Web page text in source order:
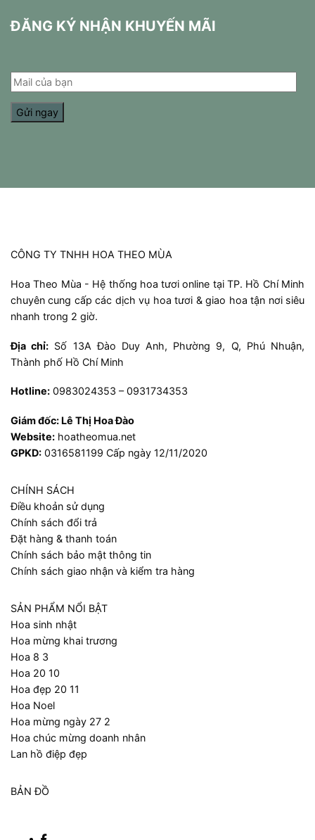
ĐĂNG KÝ NHẬN KHUYẾN MÃI
CÔNG TY TNHH HOA THEO MÙA
Hoa Theo Mùa - Hệ thống hoa tươi online tại TP. Hồ Chí Minh
chuyên cung cấp các dịch vụ hoa tươi & giao hoa tận nơi siêu
nhanh trong 2 giờ.
Địa chỉ: Số 13A Đào Duy Anh, Phường 9, Q, Phú Nhuận,
Thành phố Hồ Chí Minh
Hotline: 0983024353 – 0931734353
Giám đốc: Lê Thị Hoa Đào
Website: hoatheomua.net
GPKD: 0316581199 Cấp ngày 12/11/2020
CHÍNH SÁCH
Điều khoản sử dụng
Chính sách đổi trả
Đặt hàng & thanh toán
Chính sách bảo mật thông tin
Chính sách giao nhận và kiểm tra hàng
SẢN PHẨM NỔI BẬT
Hoa sinh nhật
Hoa mừng khai trương
Hoa 8 3
Hoa 20 10
Hoa đẹp 20 11
Hoa Noel
Hoa mừng ngày 27 2
Hoa chúc mừng doanh nhân
Lan hồ điệp đẹp
BẢN ĐỒ